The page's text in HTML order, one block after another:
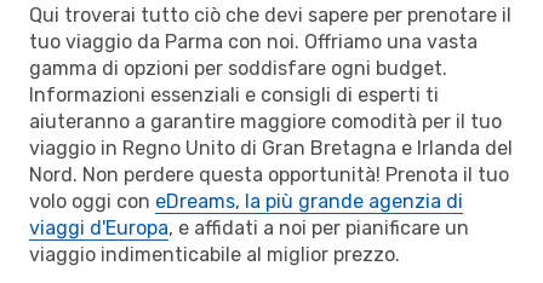
Qui troverai tutto ciò che devi sapere per prenotare il
tuo viaggio da Parma con noi. Offriamo una vasta
gamma di opzioni per soddisfare ogni budget.
Informazioni essenziali e consigli di esperti ti
aiuteranno a garantire maggiore comodità per il tuo
viaggio in Regno Unito di Gran Bretagna e Irlanda del
Nord. Non perdere questa opportunità! Prenota il tuo
volo oggi con eDreams, la più grande agenzia di
viaggi d'Europa, e affidati a noi per pianificare un
viaggio indimenticabile al miglior prezzo.